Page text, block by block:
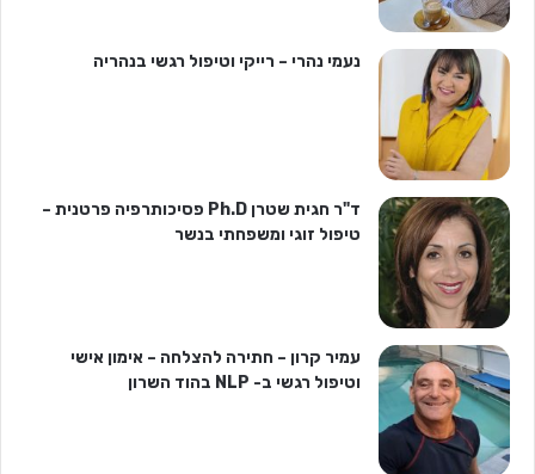
נעמי נהרי – רייקי וטיפול רגשי בנהריה
ד"ר חגית שטרן Ph.D פסיכותרפיה פרטנית –
טיפול זוגי ומשפחתי בנשר
עמיר קרון – חתירה להצלחה – אימון אישי
וטיפול רגשי ב- NLP בהוד השרון